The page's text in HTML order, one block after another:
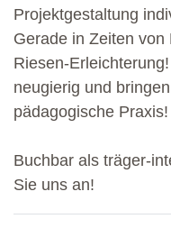
Projektgestaltung
Gerade in Zeiten
Riesen-
neugierig und
pädagogische
Buchbar als träger-
Sie uns an!